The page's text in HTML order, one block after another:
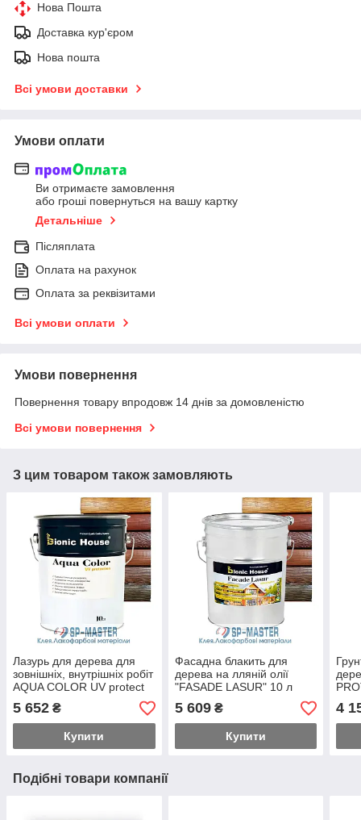
Нова Пошта
Доставка кур'єром
Нова пошта
Всі умови доставки
Умови оплати
Ви отримаєте замовлення
або гроші повернуться на вашу картку
Детальніше
Післяплата
Оплата на рахунок
Оплата за реквізитами
Всі умови оплати
Умови повернення
Повернення товару впродовж 14 днів за домовленістю
Всі умови повернення
З цим товаром також замовляють
Лазурь для дерева для
зовнішніх, внутрішніх робіт
AQUA COLOR UV protect
(10 л) Bionic House (Біонік
Хаус)
5 652 ₴
Купити
Фасадна блакить для
дерева на лляній олії
"FASADE LASUR" 10 л
Bionic House (Біонік Хаус)
5 609₴
Купити
4
Подібні товари компанії